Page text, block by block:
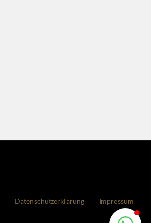
Datenschutzerklärung Impressum